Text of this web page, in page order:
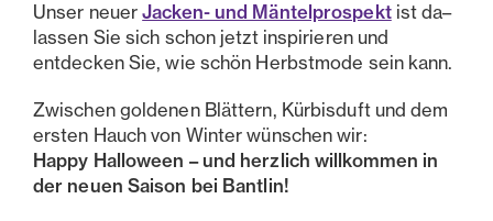
Unser neuerJacken- und Mäntelprospektist da–
lassen Sie sich schon jetzt inspirieren und
entdecken Sie, wie schön Herbstmode sein kann.
Zwischen goldenen Blättern, Kürbisduft und dem
ersten Hauch von Winter wünschen wir:
Happy Halloween – und herzlich willkommen in
der neuen Saison bei Bantlin!